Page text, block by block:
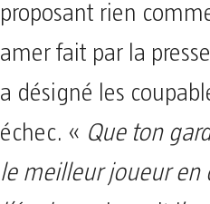
proposant rien
amer fait par la
a désigné les
échec. « Que ton
le meilleur joueur en